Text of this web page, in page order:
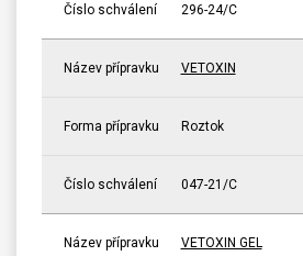
Číslo schválení 296-24/C
Název přípravku VETOXIN
Forma přípravku Roztok
Číslo schválení 047-21/C
Název přípravku VETOXIN GEL